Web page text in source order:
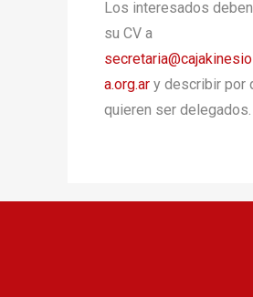
Los interesados
su CV a
a.org.ar y describir por
quieren ser delegados.